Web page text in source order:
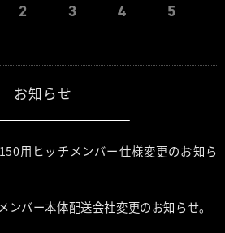
2 3 4 5
お知らせ
用ヒッチメンバー仕様変更のお知ら
ンバー本体配送会社変更のお知らせ。